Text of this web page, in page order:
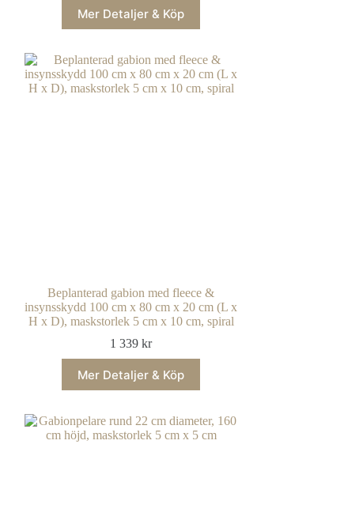
Mer Detaljer & Köp
Beplanterad gabion med fleece &
insynsskydd 100 cm x 80 cm x 20 cm (L x
H x D), maskstorlek 5 cm x 10 cm, spiral
1 339kr
Mer Detaljer & Köp